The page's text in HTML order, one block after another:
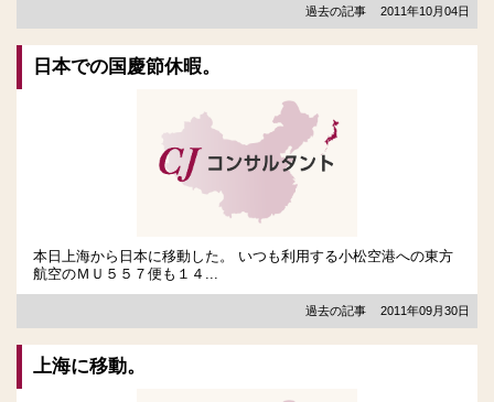
過去の記事 2011年10月04日
日本での国慶節休暇。
本日上海から日本に移動した。 いつも利用する小松空港への東方
航空のＭＵ５５７便も１４...
過去の記事 2011年09月30日
上海に移動。